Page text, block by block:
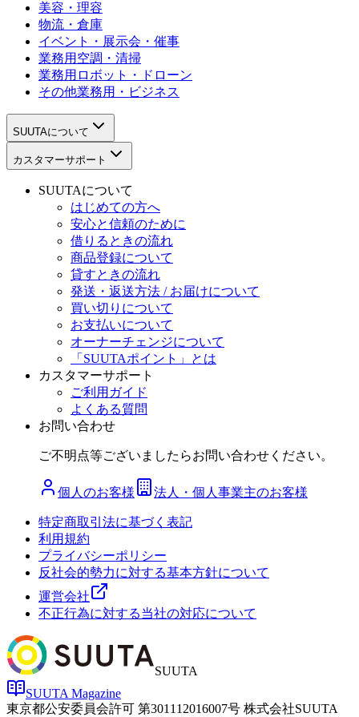
美容・理容
物流・倉庫
イベント・展示会・催事
業務用空調・清掃
業務用ロボット・ドローン
その他業務用・ビジネス
SUUTAについて
カスタマーサポート
SUUTAについて
はじめての方へ
安心と信頼のために
借りるときの流れ
商品登録について
貸すときの流れ
発送・返送方法 / お届けについて
買い切りについて
お支払いについて
オーナーチェンジについて
「SUUTAポイント」とは
カスタマーサポート
ご利用ガイド
よくある質問
お問い合わせ
ご不明点等ございましたらお問い合わせください。
個人のお客様 法人・個人事業主のお客様
特定商取引法に基づく表記
利用規約
プライバシーポリシー
反社会的勢力に対する基本方針について
運営会社
不正行為に対する当社の対応について
SUUTA
SUUTA Magazine
東京都公安委員会許可 第301112016007号 株式会社SUUTA